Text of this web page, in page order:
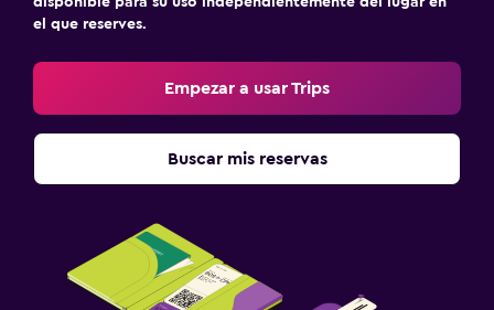
el que reserves.
Empezar a usar Trips
Buscar mis reservas